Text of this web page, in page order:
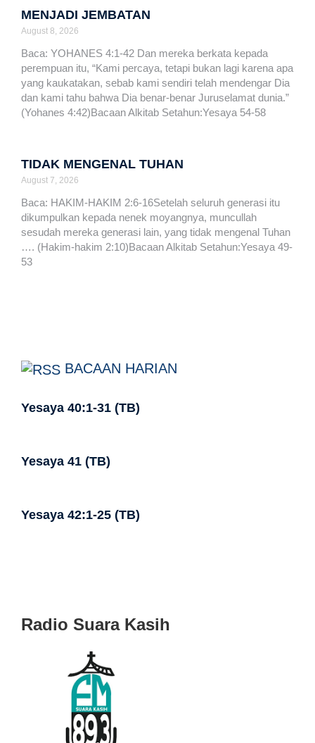
MENJADI JEMBATAN
August 8, 2026
Baca: YOHANES 4:1-42 Dan mereka berkata kepada
perempuan itu, “Kami percaya, tetapi bukan lagi karena apa
yang kaukatakan, sebab kami sendiri telah mendengar Dia
dan kami tahu bahwa Dia benar-benar Juruselamat dunia.”
(Yohanes 4:42)Bacaan Alkitab Setahun:Yesaya 54-58
TIDAK MENGENAL TUHAN
August 7, 2026
Baca: HAKIM-HAKIM 2:6-16Setelah seluruh generasi itu
dikumpulkan kepada nenek moyangnya, muncullah
sesudah mereka generasi lain, yang tidak mengenal Tuhan
…. (Hakim-hakim 2:10)Bacaan Alkitab Setahun:Yesaya 49-
53
BACAAN HARIAN
Yesaya 40:1-31 (TB)
Yesaya 41 (TB)
Yesaya 42:1-25 (TB)
Radio Suara Kasih